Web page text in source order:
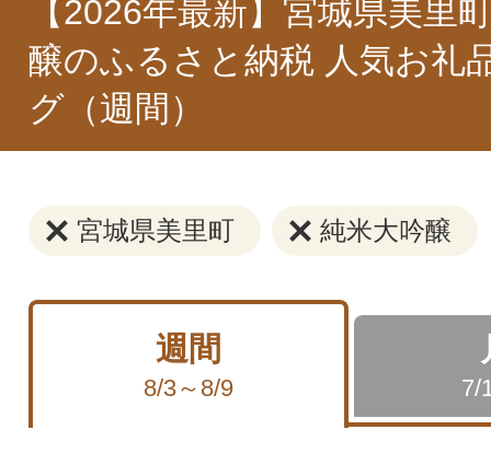
【2026年最新】宮城県美里
醸のふるさと納税 人気お礼
グ（週間）
宮城県美里町 純米大吟醸
週間
8/3～8/9 7/